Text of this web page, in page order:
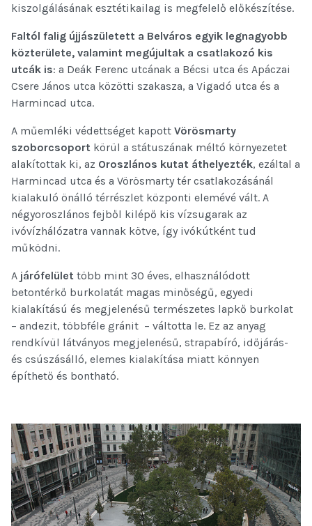
kiszolgálásának esztétikailag is megfelelő előkészítése.
Faltól falig újjászületett a Belváros egyik legnagyobb
közterülete, valamint megújultak a csatlakozó kis
utcák is: a Deák Ferenc utcának a Bécsi utca és Apáczai
Csere János utca közötti szakasza, a Vigadó utca és a
Harmincad utca.
A műemléki védettséget kapott Vörösmarty
szoborcsoport körül a státuszának méltó környezetet
alakítottak ki, az Oroszlános kutat áthelyezték, ezáltal a
Harmincad utca és a Vörösmarty tér csatlakozásánál
kialakuló önálló térrészlet központi elemévé vált. A
négyoroszlános fejből kilépő kis vízsugarak az
ivóvízhálózatra vannak kötve, így ivókútként tud
működni.
A járófelület több mint 30 éves, elhasználódott
betontérkő burkolatát magas minőségű, egyedi
kialakítású és megjelenésű természetes lapkő burkolat
– andezit, többféle gránit – váltotta le. Ez az anyag
rendkívül látványos megjelenésű, strapabíró, időjárás-
és csúszásálló, elemes kialakítása miatt könnyen
építhető és bontható.